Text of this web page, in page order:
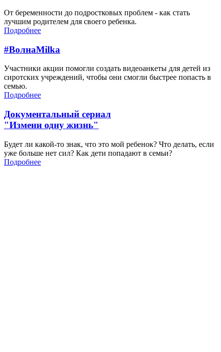
От беременности до подростковых проблем - как стать
лучшим родителем для своего ребенка.
Подробнее
#ВолнаMilka
Участники акции помогли создать видеоанкеты для детей из
сиротских учреждений, чтобы они смогли быстрее попасть в
семью.
Подробнее
Документальный сериал
"Измени одну жизнь"
Будет ли какой-то знак, что это мой ребенок? Что делать, если
уже больше нет сил? Как дети попадают в семьи?
Подробнее